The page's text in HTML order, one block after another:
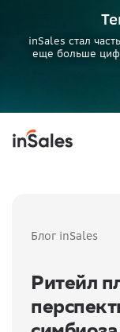
inSales стал
еще больше
Блог inSales
Ритейл